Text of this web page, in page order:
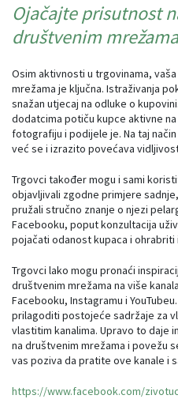
Ojačajte prisutnost
društvenim mrežama
Osim aktivnosti u trgovinama,
mrežama je ključna. Istraživanja
snažan utjecaj na odluke o
dodatcima potiču kupce aktivne
fotografiju i podijele je. Na taj
već se i izrazito povećava
Trgovci također mogu i sami
objavljivali zgodne primjere
pružali stručno znanje o njezi
Facebooku, poput konzultacija
pojačati odanost kupaca i ohrabriti
Trgovci lako mogu pronaći
društvenim mrežama na više
Facebooku, Instagramu i
prilagoditi postojeće sadržaje za
vlastitim kanalima. Upravo to daje
na društvenim mrežama i povežu
vas poziva da pratite ove kanale i
https://www.facebook.com/